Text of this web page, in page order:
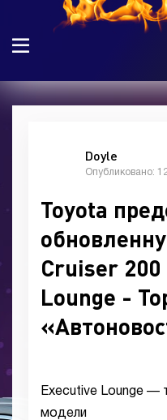
Doyle
Опубликовано:
Toyota
Cruiser 200
Lounge -
Executive Lounge —
модели